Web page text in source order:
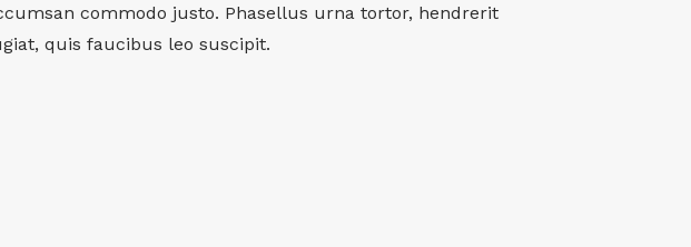
commodo justo. Phasellus urna tortor, hendrerit
quis faucibus leo suscipit.